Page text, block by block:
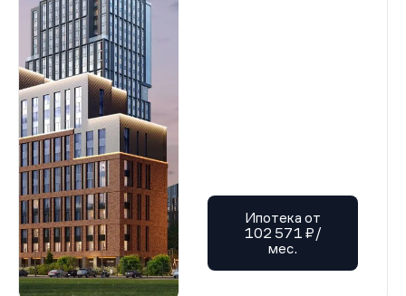
Ипотека от
102 571 ₽/
мес.